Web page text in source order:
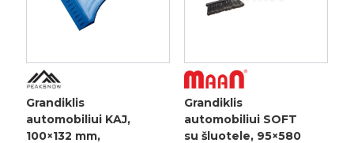
Grandiklis
automobiliui KAJ,
100×132 mm,
Grandiklis
automobiliui SOFT
su šluotele, 95×580